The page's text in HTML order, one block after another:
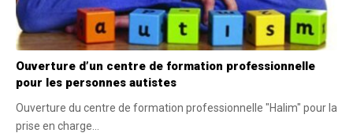
Ouverture d’un centre de formation professionnelle
pour les personnes autistes
Ouverture du centre de formation professionnelle "Halim" pour la
prise en charge